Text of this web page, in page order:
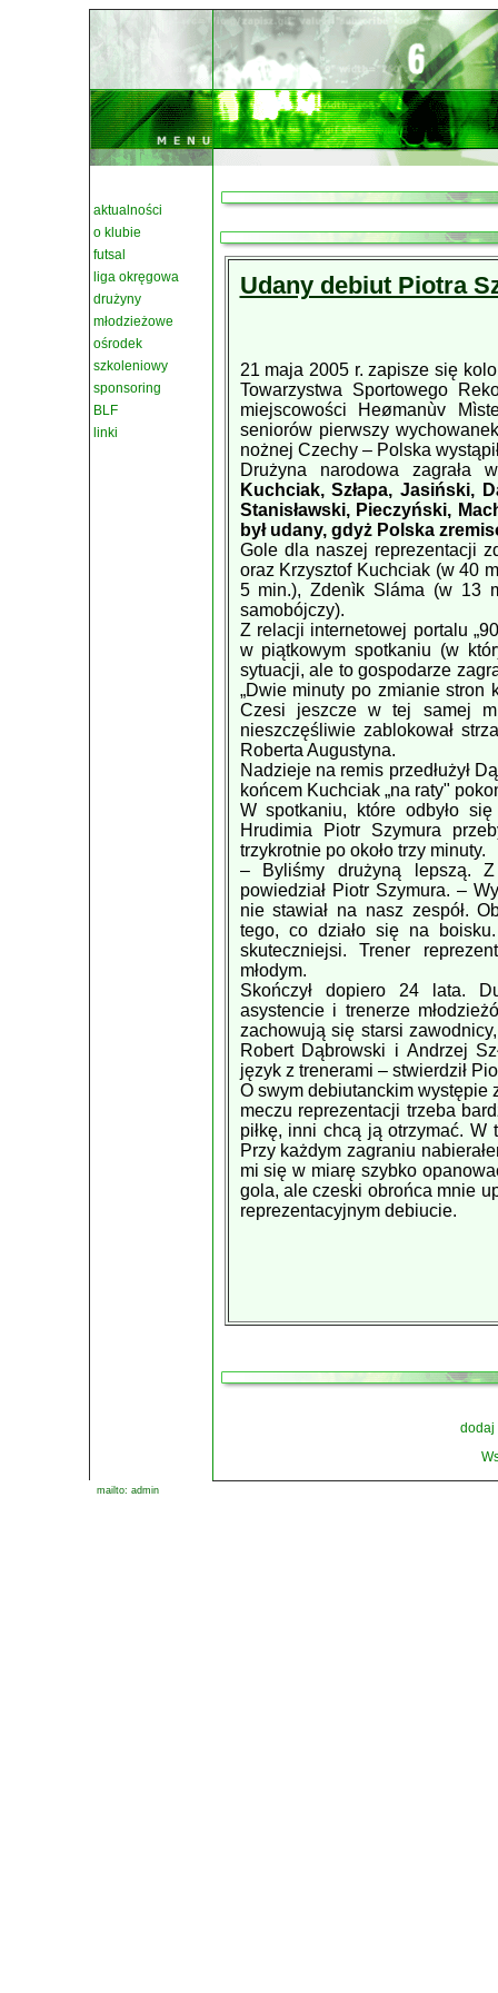
aktualności
o klubie
futsal
liga okręgowa
drużyny
młodzieżowe
ośrodek
szkoleniowy
sponsoring
BLF
linki
Udany debiut Piotra
21 maja 2005 r. zapisze się
Towarzystwa Sportowego
miejscowości Heømanùv
seniorów pierwszy
nożnej Czechy – Polska
Drużyna narodowa zagrała
Kuchciak, Szłapa, Jasiński,
Stanisławski, Pieczyński,
był udany, gdyż Polska
Gole dla naszej reprezentacji
oraz Krzysztof Kuchciak (w 40
5 min.), Zdenìk Sláma (w 13
samobójczy).
Z relacji internetowej portalu
w piątkowym spotkaniu (w
sytuacji, ale to gospodarze
„Dwie minuty po zmianie stron
Czesi jeszcze w tej samej
nieszczęśliwie zablokował
Roberta Augustyna.
Nadzieje na remis przedłużył
końcem Kuchciak „na raty"
W spotkaniu, które odbyło
Hrudimia Piotr Szymura
trzykrotnie po około trzy minuty.
– Byliśmy drużyną lepszą.
powiedział Piotr Szymura. –
nie stawiał na nasz zespół.
tego, co działo się na
skuteczniejsi. Trener
młodym.
Skończył dopiero 24 lata.
asystencie i trenerze
zachowują się starsi
Robert Dąbrowski i Andrzej
język z trenerami – stwierdził
O swym debiutanckim występie
meczu reprezentacji trzeba
piłkę, inni chcą ją otrzymać. W
Przy każdym zagraniu
mi się w miarę szybko
gola, ale czeski obrońca mnie
reprezentacyjnym debiucie.
dodaj
mailto: admin